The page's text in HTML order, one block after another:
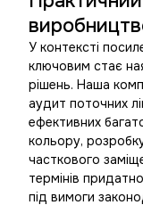
У контексті
ключовим стає
рішень. Наша
аудит поточних
ефективних
кольору,
часткового
термінів
під вимоги